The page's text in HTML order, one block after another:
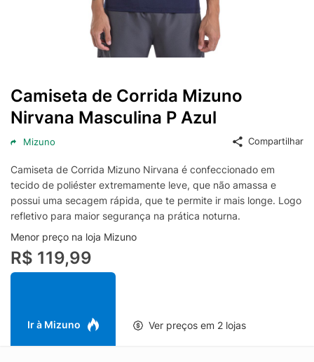
Camiseta de Corrida Mizuno
Nirvana Masculina P Azul
Mizuno Compartilhar
Camiseta de Corrida Mizuno Nirvana é confeccionado em
tecido de poliéster extremamente leve, que não amassa e
possui uma secagem rápida, que te permite ir mais longe. Logo
refletivo para maior segurança na prática noturna.
Menor preço na loja Mizuno
R$ 119,99
Ir à Mizuno Ver preços em 2 lojas